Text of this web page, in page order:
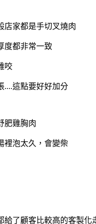
店家都是手切叉燒肉
度都非常一致
咬
....這點要好好加分
肥雞胸肉
裡泡太久，會變柴
給了顧客比較高的客製化